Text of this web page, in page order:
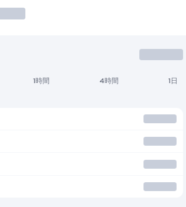
1時間 4時間 1日